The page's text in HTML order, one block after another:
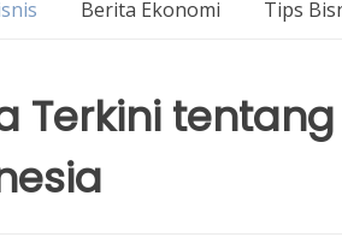
Berita Ekonomi Tips
Terkini